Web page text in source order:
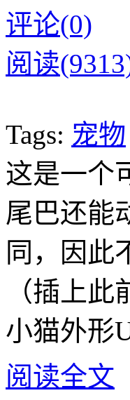
评论(0)
阅读
Tags: 宠物
这是一个
尾巴还能
同，因此
（插上此
小猫外形
阅读全文